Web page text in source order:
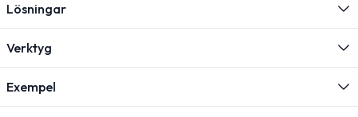
Lösningar
Verktyg
Exempel